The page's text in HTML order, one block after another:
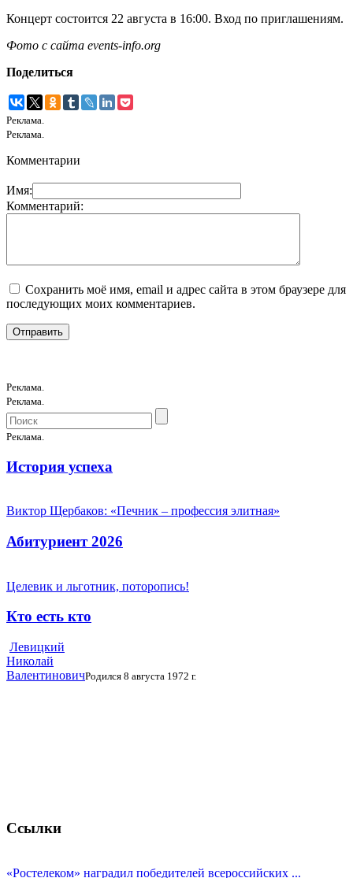
Концерт состоится 22 августа в 16:00. Вход по приглашениям.
Фото с сайта events-info.org
Поделиться
Реклама.
Реклама.
Комментарии
Имя:
Комментарий:
Сохранить моё имя, email и адрес сайта в этом браузере для
последующих моих комментариев.
Реклама.
Реклама.
Реклама.
История успеха
Виктор Щербаков: «Печник – профессия элитная»
Абитуриент 2026
Целевик и льготник, поторопись!
Кто есть кто
Левицкий
Николай
ВалентиновичРодился 8 августа 1972 г.
Ссылки
«Ростелеком» наградил победителей всероссийских ...